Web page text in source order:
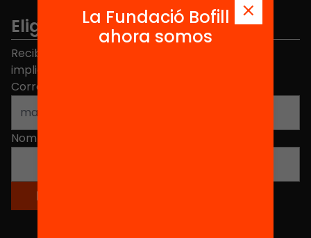
Elige equidad
Recibe contenidos, iniciativas y proyectos para
implicarte.
Correo electrónico
Nombre
La Fundació Bofill
ahora somos